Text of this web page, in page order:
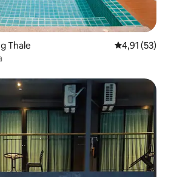
Thale Gemiddelde
4,91 (53)